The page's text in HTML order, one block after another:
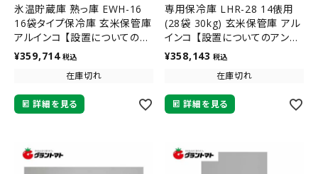
氷温貯蔵庫 熟っ庫 EWH-16
16袋タイプ保冷庫 玄米保管庫
アルインコ 【設置についてのア
ンケートあり】【メーカー直送】
¥359,714 税込
在庫切れ
詳細を見る
専用保冷庫 LHR-28 14俵用
(28袋 30kg) 玄米保管庫 アル
インコ 【設置についてのアンケ
ートあり】【メーカー直送】
¥358,143 税込
在庫切れ
詳細を見る